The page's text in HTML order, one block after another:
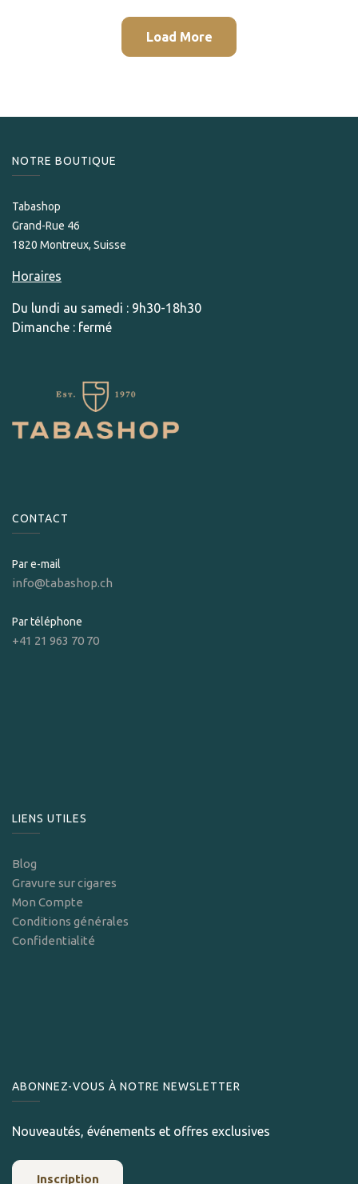
Load More
NOTRE BOUTIQUE
Tabashop
Grand-Rue 46
1820 Montreux, Suisse
Horaires
Du lundi au samedi : 9h30-18h30
Dimanche : fermé
CONTACT
Par e-mail
info@tabashop.ch
Par téléphone
+41 21 963 70 70
LIENS UTILES
Blog
Gravure sur cigares
Mon Compte
Conditions générales
Confidentialité
ABONNEZ-VOUS À NOTRE NEWSLETTER
Nouveautés, événements et offres exclusives
Inscription